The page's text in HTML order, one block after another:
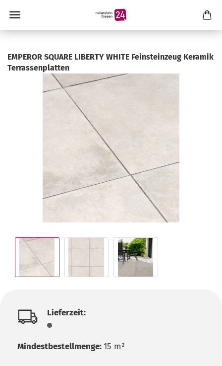
EMPEROR SQUARE LIBERTY WHITE Feinsteinzeug Keramik
Terrassenplatten
Lieferzeit:
Mindestbestellmenge:15 m²